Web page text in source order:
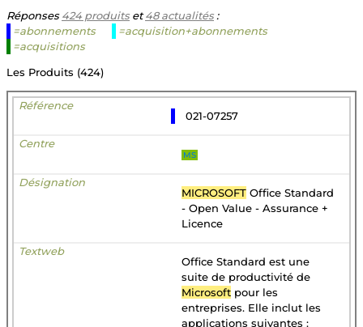
Réponses424 produitset48 actualités:
=abonnements
=acquisition+abonnements
=acquisitions
Les Produits (424)
021-07257
MS
MICROSOFT Office Standard
- Open Value - Assurance +
Licence
Office Standard est une
suite de productivité de
Microsoft pour les
entreprises. Elle inclut les
applications suivantes :